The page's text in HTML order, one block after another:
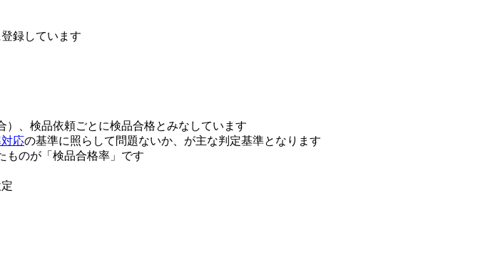
録しています
、検品依頼ごとに検品合格とみなしています
応の基準に照らして問題ないか、が主な判定基準となります
ものが「検品合格率」です